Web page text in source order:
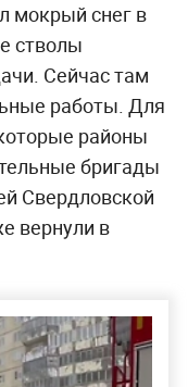
мокрый снег в
стволы
Сейчас там
работы. Для
районы
бригады
Свердловской
вернули в